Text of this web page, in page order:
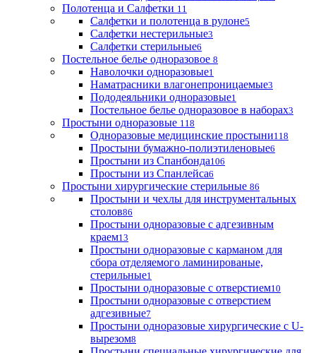
Полотенца и Салфетки 11
Салфетки и полотенца в рулоне5
Салфетки нестерильные3
Салфетки стерильные6
Постельное белье одноразовое 8
Наволочки одноразовые1
Наматрасники влагонепроницаемые3
Пододеяльники одноразовые1
Постельное белье одноразовое в наборах3
Простыни одноразовые 118
Одноразовые медицинские простыни118
Простыни бумажно-полиэтиленовые6
Простыни из Спанбонда106
Простыни из Спанлейса6
Простыни хирургические стерильные 86
Простыни и чехлы для инструментальных
столов86
Простыни одноразовые с адгезивным
краем13
Простыни одноразовые с карманом для
сбора отделяемого ламинированые,
стерильные1
Простыни одноразовые с отверстием10
Простыни одноразовые с отверстием
адгезивные7
Простыни одноразовые хирургические с U-
вырезом8